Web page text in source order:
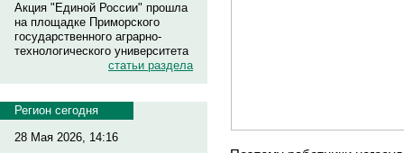
Акция "Единой России" прошла
на площадке Приморского
государственного аграрно-
технологического университета
статьи раздела
Регион сегодня
28 Мая 2026, 14:16